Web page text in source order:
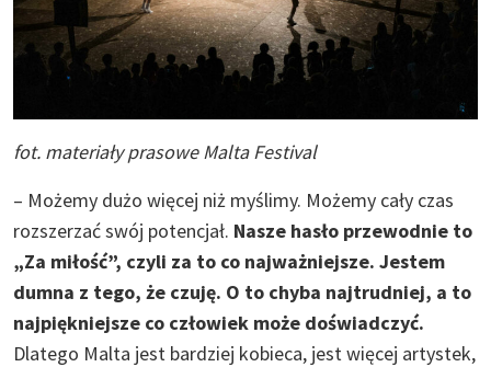
fot. materiały prasowe Malta Festival
– Możemy dużo więcej niż myślimy. Możemy cały czas
rozszerzać swój potencjał. Nasze hasło przewodnie to
„Za miłość”, czyli za to co najważniejsze. Jestem
dumna z tego, że czuję. O to chyba najtrudniej, a to
najpiękniejsze co człowiek może doświadczyć.
Dlatego Malta jest bardziej kobieca, jest więcej artystek,